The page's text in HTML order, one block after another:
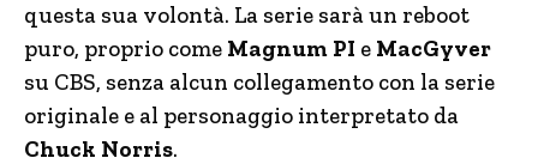
questa sua volontà. La serie sarà un reboot
puro, proprio come Magnum PI e MacGyver
su CBS, senza alcun collegamento con la serie
originale e al personaggio interpretato da
Chuck Norris.